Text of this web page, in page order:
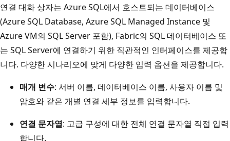
연결 대화 상자는 Azure SQL에서 호스트되는 데이터베이스
(Azure SQL Database, Azure SQL Managed Instance 및
Azure VM의 SQL Server 포함), Fabric의 SQL 데이터베이스 또
는 SQL Server에 연결하기 위한 직관적인 인터페이스를 제공합
니다. 다양한 시나리오에 맞게 다양한 입력 옵션을 제공합니다.
매개 변수: 서버 이름, 데이터베이스 이름, 사용자 이름 및
암호와 같은 개별 연결 세부 정보를 입력합니다.
연결 문자열: 고급 구성에 대한 전체 연결 문자열 직접 입력
합니다.